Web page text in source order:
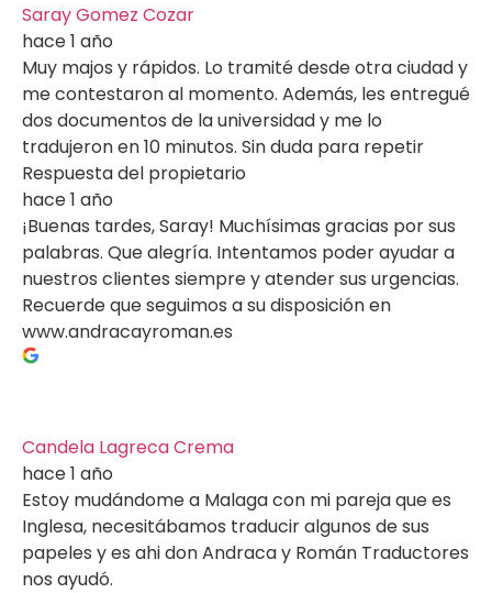
Saray Gomez Cozar
hace 1 año
Muy majos y rápidos. Lo tramité desde otra ciudad y
me contestaron al momento. Además, les entregué
dos documentos de la universidad y me lo
tradujeron en 10 minutos. Sin duda para repetir
Respuesta del propietario
hace 1 año
¡Buenas tardes, Saray! Muchísimas gracias por sus
palabras. Que alegría. Intentamos poder ayudar a
nuestros clientes siempre y atender sus urgencias.
Recuerde que seguimos a su disposición en
www.andracayroman.es
Candela Lagreca Crema
hace 1 año
Estoy mudándome a Malaga con mi pareja que es
Inglesa, necesitábamos traducir algunos de sus
papeles y es ahi don Andraca y Román Traductores
nos ayudó.